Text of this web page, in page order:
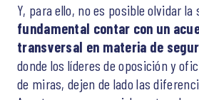
Y, para ello, no es posible olvidar la
fundamental contar con un
transversal en materia de
donde los líderes de oposición y
de miras, dejen de lado las